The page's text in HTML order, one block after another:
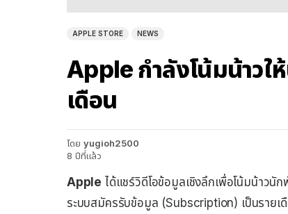
ล่าสุด
APPLE STORE NEWS
Apple กำลังโน้มน้าว
เดือน
โดย yugioh2500
8 ปีที่แล้ว
Apple ได้แชร์วิดีโอข้อมูลเชิงลึกเพื่อโน้มน้าวนั
ระบบสมัครรับข้อมูล (Subscription) เป็นรายเ